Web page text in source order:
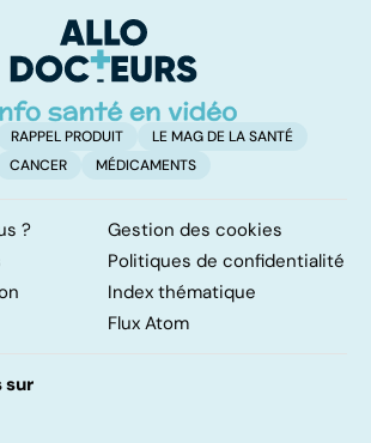
d'angine ?
RAPPEL PRODUIT
LE MAG DE LA SANTÉ
CANCER
MÉDICAMENTS
?
Gestion des cookies
Politiques de confidentialité
Index thématique
Flux Atom
sur